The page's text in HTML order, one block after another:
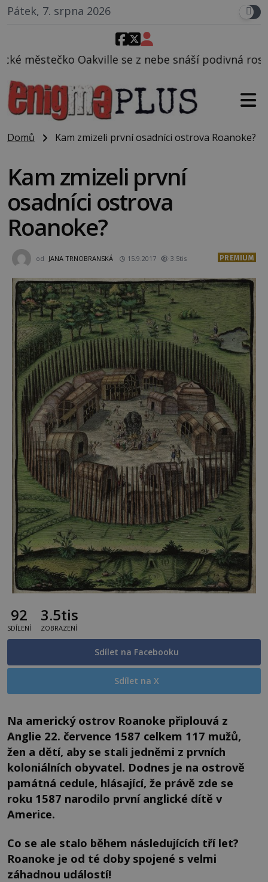
Pátek, 7. srpna 2026
z nebe snáší podivná rosolovitá látka
Domů Kam zmizeli první osadníci ostrova Roanoke?
Kam zmizeli první
osadníci ostrova
Roanoke?
od JANA TRNOBRANSKÁ 15.9.2017 3.5tis PREMIUM
92
SDÍLENÍ
3.5tis
ZOBRAZENÍ
Sdílet na Facebooku
Sdílet na X
Na americký ostrov Roanoke připlouvá z
Anglie 22. července 1587 celkem 117 mužů,
žen a dětí, aby se stali jedněmi z prvních
koloniálních obyvatel. Dodnes je na ostrově
památná cedule, hlásající, že právě zde se
roku 1587 narodilo první anglické dítě v
Americe.
Co se ale stalo během následujících tří let?
Roanoke je od té doby spojené s velmi
záhadnou událostí!